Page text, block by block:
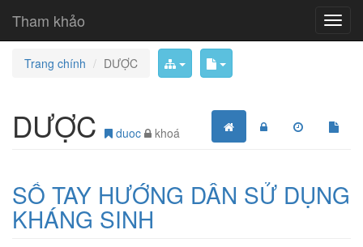
Tham khảo
Trang chính DƯỢC
DƯỢC duoc khoá
SỔ TAY HƯỚNG DẪN SỬ DỤNG
KHÁNG SINH